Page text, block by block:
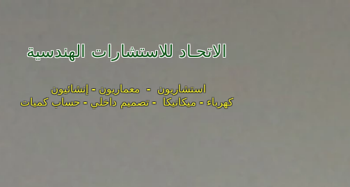
الاتحـاد للاستشارات الهندسية
استشاريون - معماريون - إنشائيون
كهرباء - ميكانيكا - تصميم داخلي - حساب كميات